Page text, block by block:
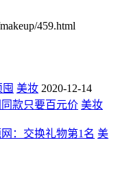
459.html
美妆 2020-12-14
款只要百元价 美妆
：交换礼物第1名 美